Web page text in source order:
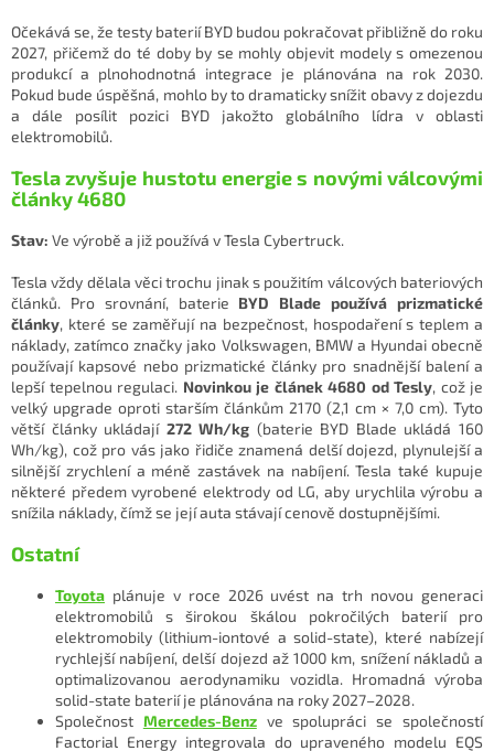
Očekává se, že testy baterií BYD budou pokračovat přibližně do roku
2027, přičemž do té doby by se mohly objevit modely s omezenou
produkcí a plnohodnotná integrace je plánována na rok 2030.
Pokud bude úspěšná, mohlo by to dramaticky snížit obavy z dojezdu
a dále posílit pozici BYD jakožto globálního lídra v oblasti
elektromobilů.
Tesla zvyšuje hustotu energie s novými válcovými
články 4680
Stav: Ve výrobě a již používá v Tesla Cybertruck.
Tesla vždy dělala věci trochu jinak s použitím válcových bateriových
článků. Pro srovnání, baterie BYD Blade používá prizmatické
články, které se zaměřují na bezpečnost, hospodaření s teplem a
náklady, zatímco značky jako Volkswagen, BMW a Hyundai obecně
používají kapsové nebo prizmatické články pro snadnější balení a
lepší tepelnou regulaci. Novinkou je článek 4680 od Tesly, což je
velký upgrade oproti starším článkům 2170 (2,1 cm × 7,0 cm). Tyto
větší články ukládají 272 Wh/kg (baterie BYD Blade ukládá 160
Wh/kg), což pro vás jako řidiče znamená delší dojezd, plynulejší a
silnější zrychlení a méně zastávek na nabíjení. Tesla také kupuje
některé předem vyrobené elektrody od LG, aby urychlila výrobu a
snížila náklady, čímž se její auta stávají cenově dostupnějšími.
Ostatní
Toyota plánuje v roce 2026 uvést na trh novou generaci
elektromobilů s širokou škálou pokročilých baterií pro
elektromobily (lithium-iontové a solid-state), které nabízejí
rychlejší nabíjení, delší dojezd až 1000 km, snížení nákladů a
optimalizovanou aerodynamiku vozidla. Hromadná výroba
solid-state baterií je plánována na roky 2027–2028.
Společnost Mercedes-Benzve spolupráci se společností
Factorial Energy integrovala do upraveného modelu EQS